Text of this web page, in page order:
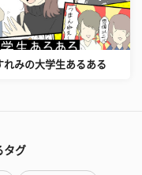
れみの大学生あるある
タグ